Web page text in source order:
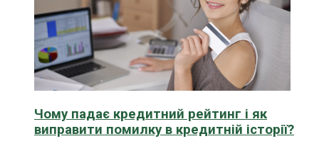
Чому падає кредитний рейтинг і як
виправити помилку в кредитній історії?